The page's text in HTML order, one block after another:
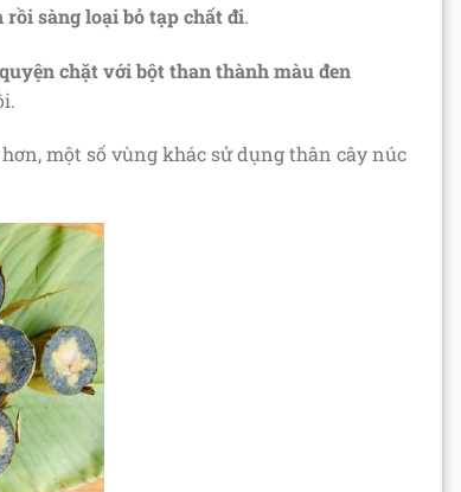
rồi sàng loại bỏ tạp chất đi.
chặt với bột than thành màu đen
một số vùng khác sử dụng thân cây núc